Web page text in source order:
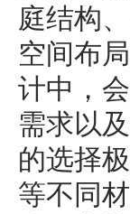
庭结构
空间布
计中，
需求以
的选择
等不同